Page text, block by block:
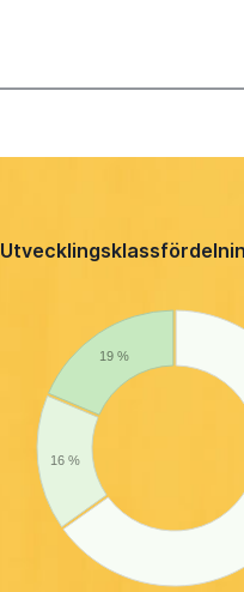
16 %
19 %